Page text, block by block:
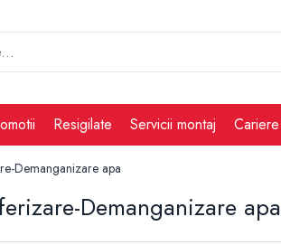
Resigilate Servicii montaj Cariere
Demanganizare apa
Demanganizare apa